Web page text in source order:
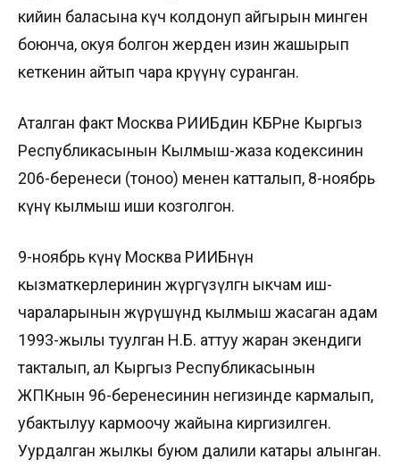
кийин баласына күч колдонуп айгырын минген
боюнча, окуя болгон жерден изин жашырып
кеткенин айтып чара көрүүнү суранган.
Аталган факт Москва РИИБдин КБРне Кыргыз
Республикасынын Кылмыш-жаза кодексинин
206-беренеси (тоноо) менен катталып, 8-ноябрь
күнү кылмыш иши козголгон.
9-ноябрь күнү Москва РИИБнүн
кызматкерлеринин жүргүзүлгөн ыкчам иш-
чараларынын жүрүшүндө кылмыш жасаган адам
1993-жылы туулган Н.Б. аттуу жаран экендиги
такталып, ал Кыргыз Республикасынын
ЖПКнын 96-беренесинин негизинде кармалып,
убактылуу кармоочу жайына киргизилген.
Уурдалган жылкы буюм далили катары алынган.